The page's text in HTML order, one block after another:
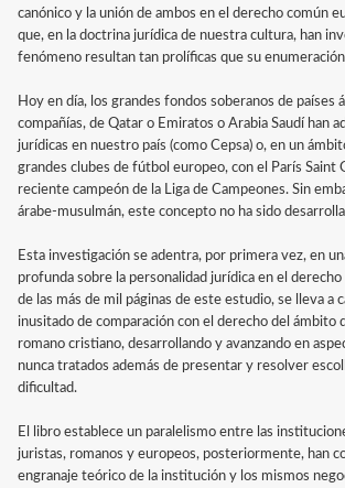
canónico y la unión de ambos en el derecho común
que, en la doctrina jurídica de nuestra cultura, han
fenómeno resultan tan prolíficas que su
Hoy en día, los grandes fondos soberanos de países
compañías, de Qatar o Emiratos o Arabia Saudí han
jurídicas en nuestro país (como Cepsa) o, en un
grandes clubes de fútbol europeo, con el París Saint
reciente campeón de la Liga de Campeones. Sin
árabe-musulmán, este concepto no ha sido
Esta investigación se adentra, por primera vez, en
profunda sobre la personalidad jurídica en el
de las más de mil páginas de este estudio, se lleva a
inusitado de comparación con el derecho del ámbito
romano cristiano, desarrollando y avanzando en
nunca tratados además de presentar y resolver
dificultad.
El libro establece un paralelismo entre las
juristas, romanos y europeos, posteriormente, han
engranaje teórico de la institución y los mismos